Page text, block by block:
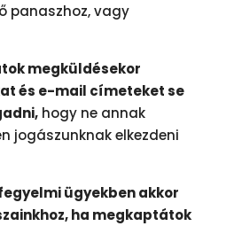
panaszhoz, vagy
megküldésekor
és e-mail címeteket se
hogy ne annak
jogászunknak elkezdeni
ügyekben akkor
ha megkaptátok